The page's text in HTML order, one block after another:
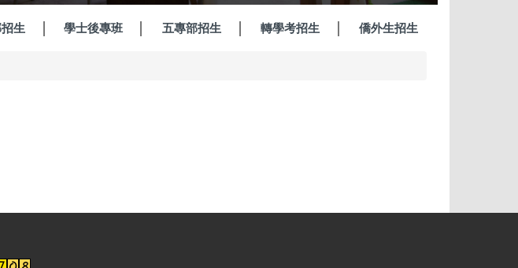
生 學士後專班 五專部招生 轉學考招生 僑外生招生